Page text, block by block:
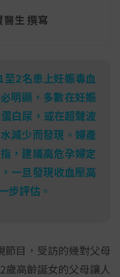
生 撰寫
2名患上妊娠毒血
明顯，多數在妊娠
白尿，或在超聲波
減少而發現。婦產
，建議高危孕婦定
一旦發現收血壓高
步評估。
節目，受訪的幾對父母
歲高齡誕女的父母讓人